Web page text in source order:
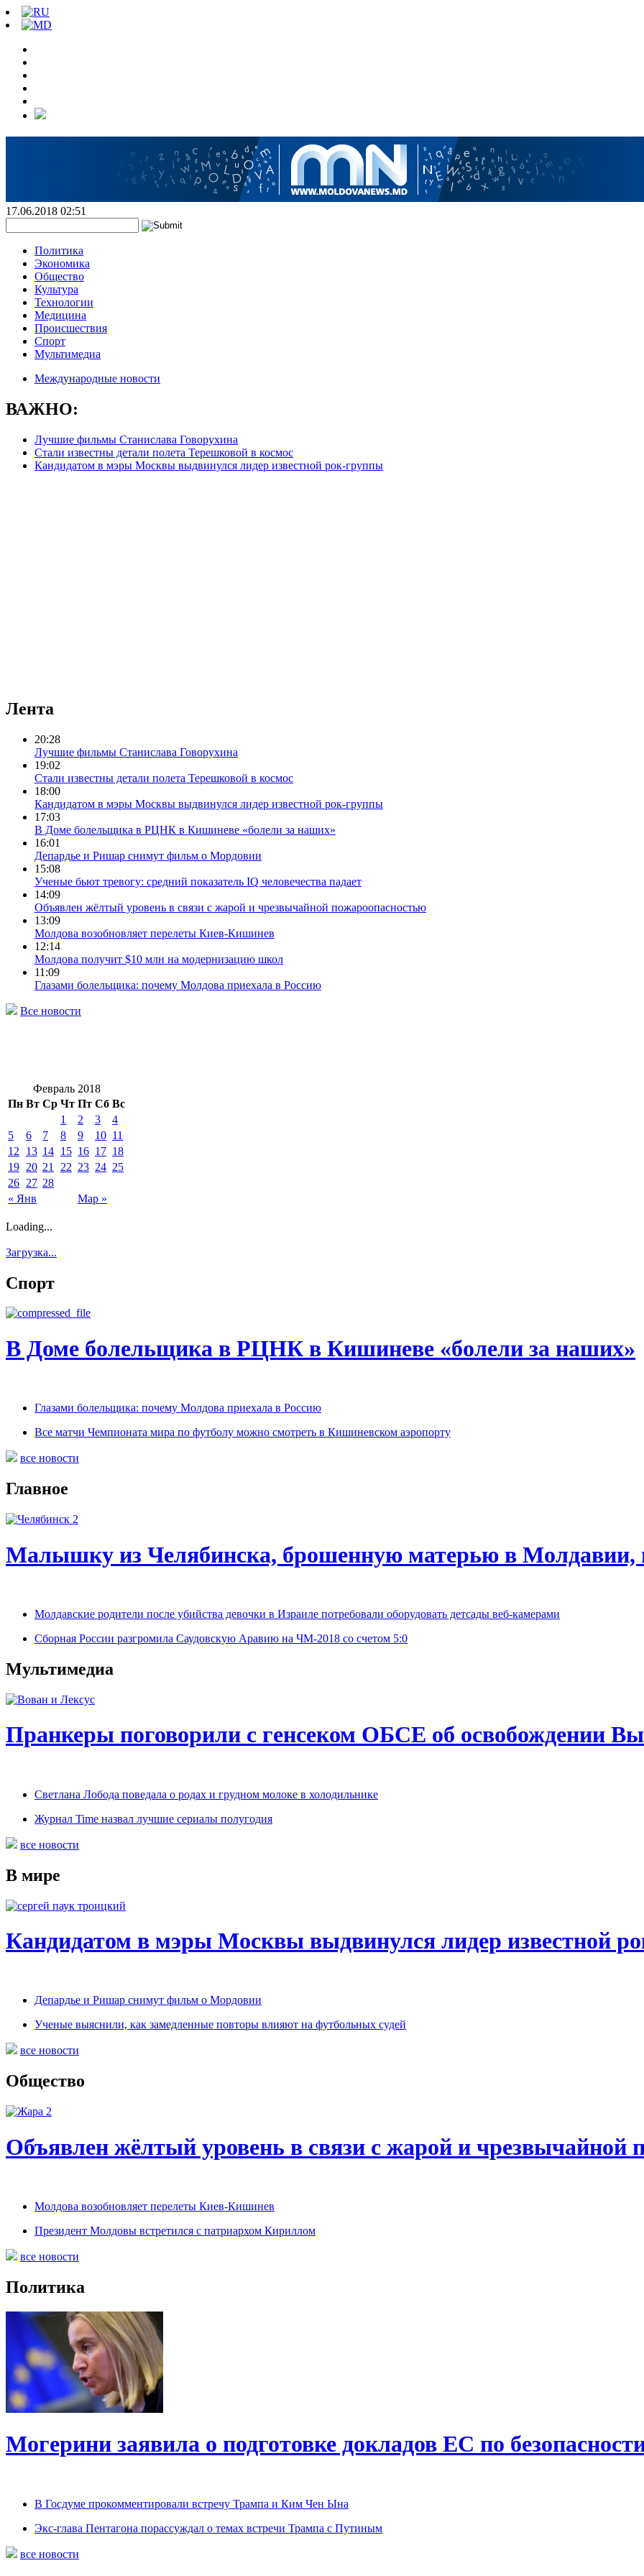
17.06.2018 02:51
Политика
Экономика
Общество
Культура
Технологии
Медицина
Происшествия
Спорт
Мультимедиа
Международные новости
ВАЖНО:
Лучшие фильмы Станислава Говорухина
Стали известны детали полета Терешковой в космос
Кандидатом в мэры Москвы выдвинулся лидер известной рок-группы
Лента
20:28
Лучшие фильмы Станислава Говорухина
19:02
Стали известны детали полета Терешковой в космос
18:00
Кандидатом в мэры Москвы выдвинулся лидер известной рок-группы
17:03
В Доме болельщика в РЦНК в Кишиневе «болели за наших»
16:01
Депардье и Ришар снимут фильм о Мордовии
15:08
Ученые бьют тревогу: средний показатель IQ человечества падает
14:09
Объявлен жёлтый уровень в связи с жарой и чрезвычайной пожароопасностью
13:09
Молдова возобновляет перелеты Киев-Кишинев
12:14
Молдова получит $10 млн на модернизацию школ
11:09
Глазами болельщика: почему Молдова приехала в Россию
Все новости
Февраль 2018
Пн Вт Ср Чт Пт Сб Вс
« Янв Мар »
1 2 3
4
5
6 7 8 9 10 11
12
13 14 15 16 17 18
19 20 21 22 23 24 25
26 27 28
Loading...
Загрузка...
Спорт
В Доме болельщика в РЦНК в Кишиневе «болели за наших»
Глазами болельщика: почему Молдова приехала в Россию
Все матчи Чемпионата мира по футболу можно смотреть в Кишиневском аэропорту
все новости
Главное
Малышку из Челябинска, брошенную матерью в Молдавии,
Молдавские родители после убийства девочки в Израиле потребовали оборудовать детсады веб-камерами
Сборная России разгромила Саудовскую Аравию на ЧМ-2018‍ со счетом 5:0
Мультимедиа
Пранкеры поговорили с генсеком ОБСЕ об освобождении
Светлана Лобода поведала о родах и грудном молоке в холодильнике
Журнал Time назвал лучшие сериалы полугодия
все новости
В мире
Кандидатом в мэры Москвы выдвинулся лидер известной
Депардье и Ришар снимут фильм о Мордовии
Ученые выяснили, как замедленные повторы влияют на футбольных судей
все новости
Общество
Объявлен жёлтый уровень в связи с жарой и чрезвычайной
Молдова возобновляет перелеты Киев-Кишинев
Президент Молдовы встретился с патриархом Кириллом
все новости
Политика
Могерини заявила о подготовке докладов ЕС по
В Госдуме прокомментировали встречу Трампа и Ким Чен Ына
Экс-глава Пентагона порассуждал о темах встречи Трампа с Путиным
все новости